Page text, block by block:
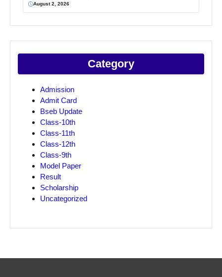
August 2, 2026
Category
Admission
Admit Card
Bseb Update
Class-10th
Class-11th
Class-12th
Class-9th
Model Paper
Result
Scholarship
Uncategorized